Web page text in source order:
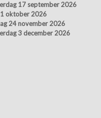
17 september 2026
oktober 2026
24 november 2026
3 december 2026